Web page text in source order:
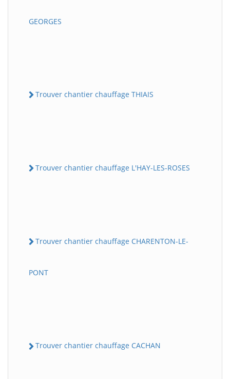
GEORGES
Trouver chantier chauffage THIAIS
Trouver chantier chauffage L'HAY-LES-ROSES
Trouver chantier chauffage CHARENTON-LE-
PONT
Trouver chantier chauffage CACHAN